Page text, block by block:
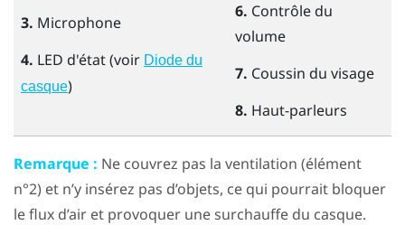
3. Microphone
4. LED d'état (voir Diode du
casque)
6. Contrôle du
volume
7. Coussin du visage
8. Haut-parleurs
Remarque : Ne couvrez pas la ventilation (élément
n°2) et n’y insérez pas d’objets, ce qui pourrait bloquer
le flux d’air et provoquer une surchauffe du casque.